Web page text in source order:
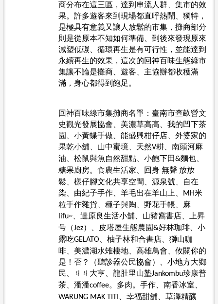
商分布在這三區，達到串流人群、集市的效
果。許多遊客來到現場都直呼熱鬧、獨特，
是極具有意義又讓人放鬆的市集，攤商部分
則是從原本不知如何準備、到後來發現原來
減塑低碳、循環再生是有可行性，並能達到
永續再生的效果，這次的回神百味生態綠市
集讓不論是攤商、遊客、主協辦都收穫滿
滿，身心都得到飽足。
回神百味綠市集攤商名單： 臺南市查畝營文
史觀光發展協會、美濃草高高、我的凹下茶
園、小黃蝶手做、能盛興柑仔店、外婆家的
果乾小舖、山中蜜境、天然V耕、南頭河麻
油、松鼠與魚自然甜點、小飽下田&麵包、
糖果廚房。食農生活家、回身 無聲 放放
鬆、樣仔腳文化共享空間、源泉號、自在
染、由紀子手作、羊毛出在羊山上、 MH米
粒手作雜貨、種子與陶、野花手帳、麻
lifu~、 達原良生活小舖、山豬窩書店、上昇
号（Jez）、皮塔屋生態農園&好林珈琲、小
露吃GELATO、 柚子林和合書店、獅山咖
啡、美濃湖水雉棲地、高雄鳥會、攸關你的
是！否？（聽診器公民協會）、小地方大鄉
民、ㄐㄐ大亨、龍肚里山塾Jankombu珍康普
茶、潘潘coffee。多肉。手作、南香冰室、
WARUNG MAK TITI、 幸福甜舖、草澤精釀